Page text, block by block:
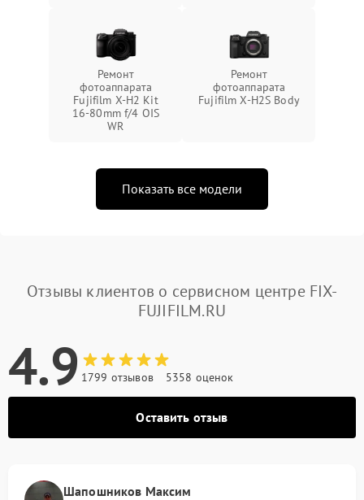
Ремонт
фотоаппарата
Fujifilm X-H2 Kit
16-80mm f/4 OIS
WR
Ремонт
фотоаппарата
Fujifilm X-H2S Body
Показать все модели
Отзывы клиентов о сервисном центре FIX-
FUJIFILM.RU
4.9 1799 отзывов 5358 оценок
Оставить отзыв
Шапошников Максим